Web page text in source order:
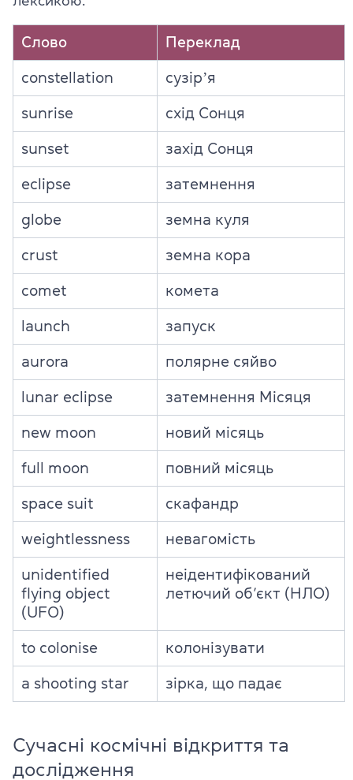
Слово Переклад
constellation сузірʼя
sunrise схід Сонця
sunset захід Сонця
eclipse затемнення
globe земна куля
crust земна кора
comet комета
launch запуск
aurora полярне сяйво
lunar eclipse затемнення Місяця
new moon новий місяць
full moon повний місяць
space suit скафандр
weightlessness невагомість
unidentified
flying object
(UFO)
неідентифікований
летючий об’єкт (НЛО)
to colonise колонізувати
a shooting star зірка, що падає
Сучасні космічні відкриття та
дослідження